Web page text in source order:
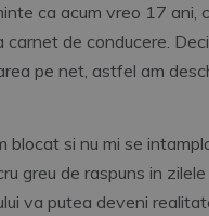
ca acum vreo 17 ani,
carnet de conducere.
pe net, astfel am
blocat si nu mi se
greu de raspuns in
va putea deveni